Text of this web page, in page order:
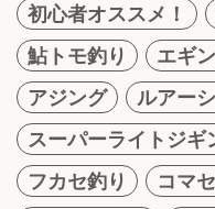
初心者オススメ！
鮎トモ釣り
エギ
アジング
ルアー
スーパーライトジギ
フカセ釣り
コマ